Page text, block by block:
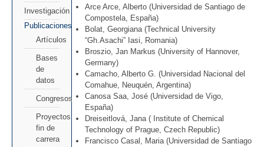
Investigación
Publicaciones
Artículos
Bases
de
datos
Congresos
Proyectos
fin de
carrera
Arce Arce, Alberto (Universidad de Santiago de
Compostela, España)
Bolat, Georgiana (Technical University
“Gh.Asachi” Iasi, Romania)
Broszio, Jan Markus (University of Hannover,
Germany)
Camacho, Alberto G. (Universidad Nacional del
Comahue, Neuquén, Argentina)
Canosa Saa, José (Universidad de Vigo,
España)
Dreiseitlová, Jana ( Institute of Chemical
Technology of Prague, Czech Republic)
Francisco Casal, Maria (Universidad de Santiago